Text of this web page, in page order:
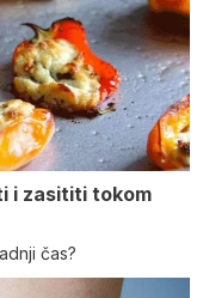
i zasititi tokom
čas?